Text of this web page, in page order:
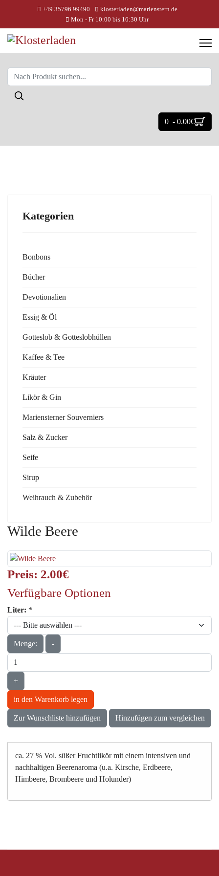
+49 35796 99490
klosterladen@marienstern.de
Mon - Fr 10:00 bis 16:30 Uhr
0 - 0.00‎€
Kategorien
Bonbons
Bücher
Devotionalien
Essig & Öl
Gotteslob & Gotteslobhüllen
Kaffee & Tee
Kräuter
Likör & Gin
Mariensterner Souverniers
Salz & Zucker
Seife
Sirup
Weihrauch & Zubehör
Wilde Beere
Preis: 2.00‎€
Verfügbare Optionen
Liter: *
Menge: -
+
in den Warenkorb legen
Zur Wunschliste hinzufügen Hinzufügen zum vergleichen
ca. 27 % Vol. süßer Fruchtlikör mit einem intensiven und
nachhaltigen Beerenaroma (u.a. Kirsche, Erdbeere,
Himbeere, Brombeere und Holunder)